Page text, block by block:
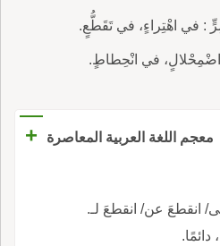
معجم اللغة العربية المعاصرة +
انقطعَ عن/ انقطعَ لـ.
دائمًا.